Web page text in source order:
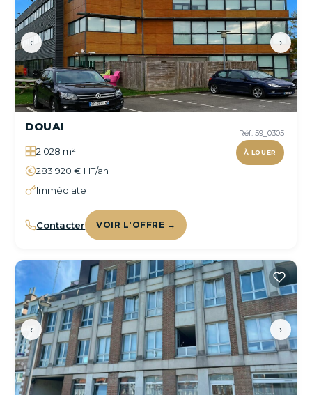
‹ ›
Réf. 59_0305
À LOUER
DOUAI
2 028 m²
283 920 € HT/an
Immédiate
Contacter VOIR L'OFFRE →
‹ ›